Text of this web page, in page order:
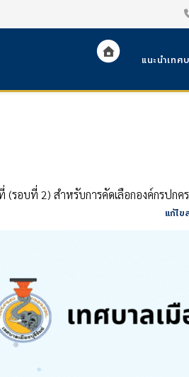
แนะนำเทศ
(รอบที่ 2) สำหรับการคัดเลือกองค์กรป
แก้ไข